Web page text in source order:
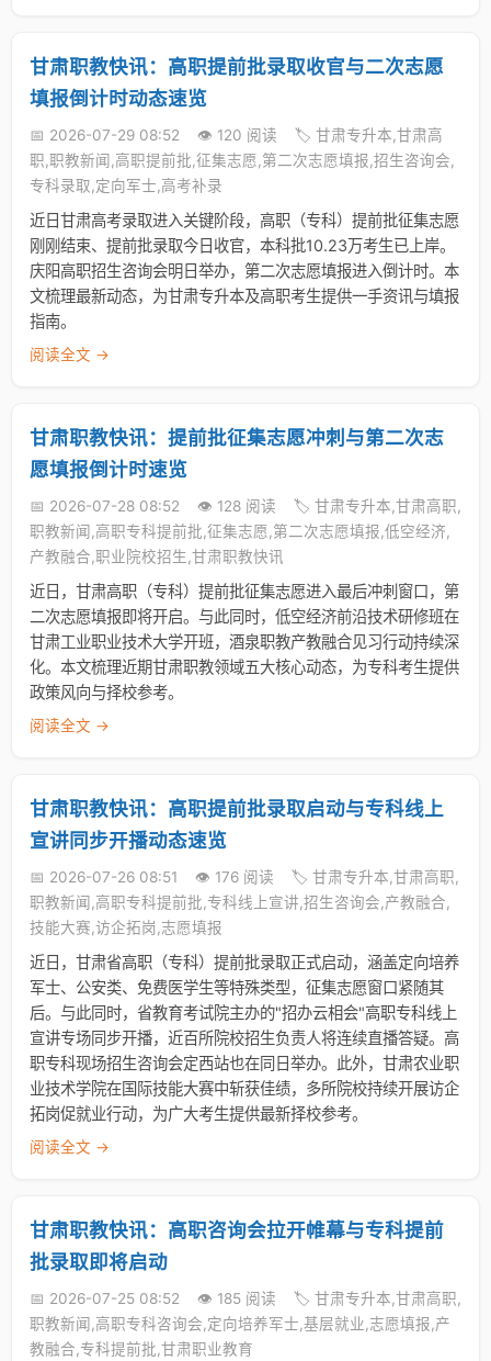
甘肃职教快讯：高职提前批录取收官与二次志愿
填报倒计时动态速览
📅 2026-07-29 08:52 👁️ 120 阅读
🏷️ 甘肃专升本,甘肃高
职,职教新闻,高职提前批,征集志愿,第二次志愿填报,招生咨询会,
专科录取,定向军士,高考补录
近日甘肃高考录取进入关键阶段，高职（专科）提前批征集志愿
刚刚结束、提前批录取今日收官，本科批10.23万考生已上岸。
庆阳高职招生咨询会明日举办，第二次志愿填报进入倒计时。本
文梳理最新动态，为甘肃专升本及高职考生提供一手资讯与填报
指南。
阅读全文 →
甘肃职教快讯：提前批征集志愿冲刺与第二次志
愿填报倒计时速览
📅 2026-07-28 08:52 👁️ 128 阅读
🏷️ 甘肃专升本,甘肃高职,
职教新闻,高职专科提前批,征集志愿,第二次志愿填报,低空经济,
产教融合,职业院校招生,甘肃职教快讯
近日，甘肃高职（专科）提前批征集志愿进入最后冲刺窗口，第
二次志愿填报即将开启。与此同时，低空经济前沿技术研修班在
甘肃工业职业技术大学开班，酒泉职教产教融合见习行动持续深
化。本文梳理近期甘肃职教领域五大核心动态，为专科考生提供
政策风向与择校参考。
阅读全文 →
甘肃职教快讯：高职提前批录取启动与专科线上
宣讲同步开播动态速览
📅 2026-07-26 08:51 👁️ 176 阅读
🏷️ 甘肃专升本,甘肃高职,
职教新闻,高职专科提前批,专科线上宣讲,招生咨询会,产教融合,
技能大赛,访企拓岗,志愿填报
近日，甘肃省高职（专科）提前批录取正式启动，涵盖定向培养
军士、公安类、免费医学生等特殊类型，征集志愿窗口紧随其
后。与此同时，省教育考试院主办的"招办云相会"高职专科线上
宣讲专场同步开播，近百所院校招生负责人将连续直播答疑。高
职专科现场招生咨询会定西站也在同日举办。此外，甘肃农业职
业技术学院在国际技能大赛中斩获佳绩，多所院校持续开展访企
拓岗促就业行动，为广大考生提供最新择校参考。
阅读全文 →
甘肃职教快讯：高职咨询会拉开帷幕与专科提前
批录取即将启动
📅 2026-07-25 08:52 👁️ 185 阅读
🏷️ 甘肃专升本,甘肃高职,
职教新闻,高职专科咨询会,定向培养军士,基层就业,志愿填报,产
教融合,专科提前批,甘肃职业教育